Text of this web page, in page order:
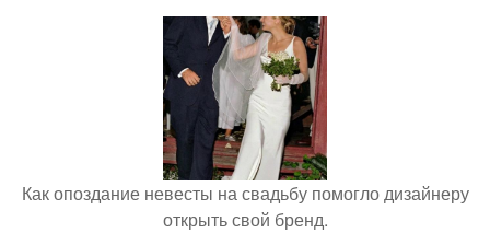
Как опоздание невесты на свадьбу помогло дизайнеру
открыть свой бренд.